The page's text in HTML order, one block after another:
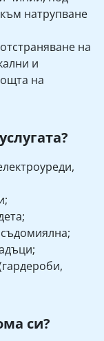
натрупване
на
и
на
си?